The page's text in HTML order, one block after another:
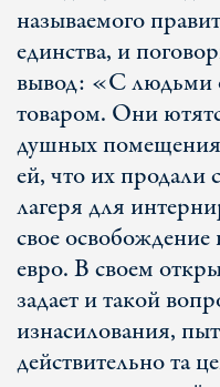
называемого
единства, и
вывод: «С людьми
товаром. Они
душных
ей, что их продали
лагеря для
свое
евро. В своем
задает и такой
изнасилования,
действительно та